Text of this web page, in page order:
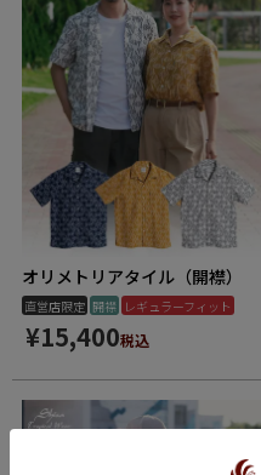
オリメトリアタイル（開襟）
直営店限定 開襟 レギュラーフィット
¥15,400税込